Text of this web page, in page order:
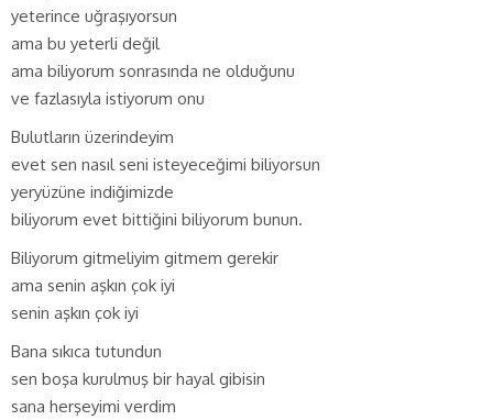
yeterince uğraşıyorsun
ama bu yeterli değil
ama biliyorum sonrasında ne olduğunu
ve fazlasıyla istiyorum onu
Bulutların üzerindeyim
evet sen nasıl seni isteyeceğimi biliyorsun
yeryüzüne indiğimizde
biliyorum evet bittiğini biliyorum bunun.
Biliyorum gitmeliyim gitmem gerekir
ama senin aşkın çok iyi
senin aşkın çok iyi
Bana sıkıca tutundun
sen boşa kurulmuş bir hayal gibisin
sana herşeyimi verdim